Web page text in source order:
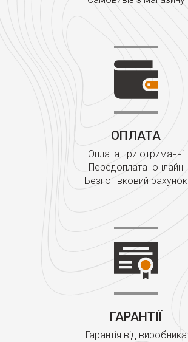
ОПЛАТА
Оплата при отриманні
Передоплата онлайн
Безготівковий рахунок
ГАРАНТІЇ
Гарантія від виробника